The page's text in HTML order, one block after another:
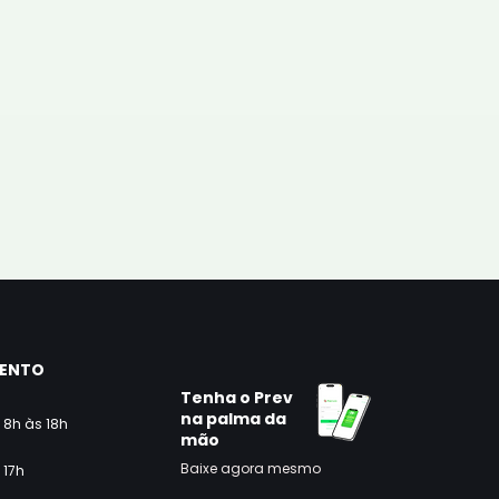
às 18h
Tenha o Prev
na palma da
mão
Baixe agora mesmo